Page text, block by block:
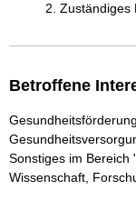
2. Zuständiges
Betroffene
Gesundheitsförderung
Sonstiges im Bereich
Wissenschaft,